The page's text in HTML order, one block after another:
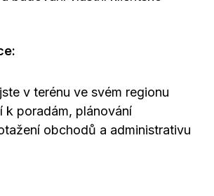
v terénu ve svém regionu
k poradám, plánování
obchodů a administrativu